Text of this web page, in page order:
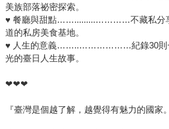
美族部落祕密探索。
♥ 餐廳與甜點…….........…………不藏私分
道的私房美食基地。
♥ 人生的意義……..………………紀錄30則一
光的臺日人生故事。
❤❤❤
『臺灣是個越了解，越覺得有魅力的國家